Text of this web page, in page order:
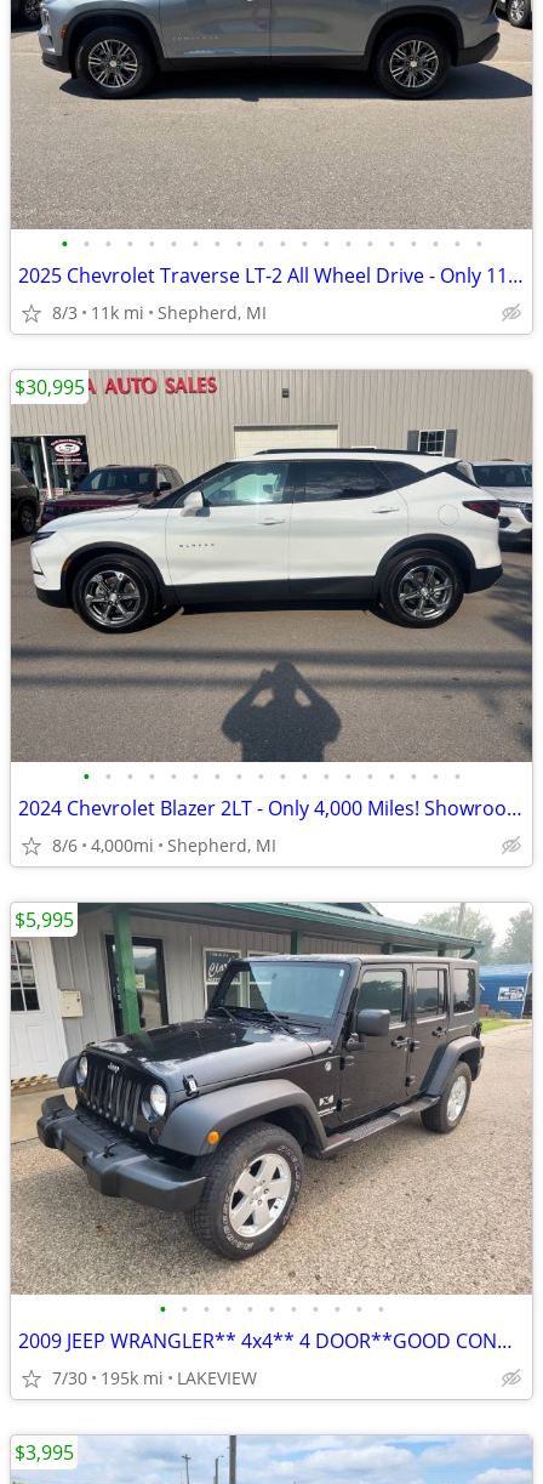
• • • • • • • • • • • • • • • • • • • •
2025 Chevrolet Traverse LT-2 All Wheel Drive - Only 11,000 Miles!
8/3 11k mi Shepherd, MI
• • • • • • • • • • • • • • • • • •
2024 Chevrolet Blazer 2LT - Only 4,000 Miles! Showroom NEW!
8/6 4,000mi Shepherd, MI
$30,995
• • • • • • • • • • •
2009 JEEP WRANGLER** 4x4** 4 DOOR**GOOD CONDITION**
7/30 195k mi LAKEVIEW
$5,995
$3,995